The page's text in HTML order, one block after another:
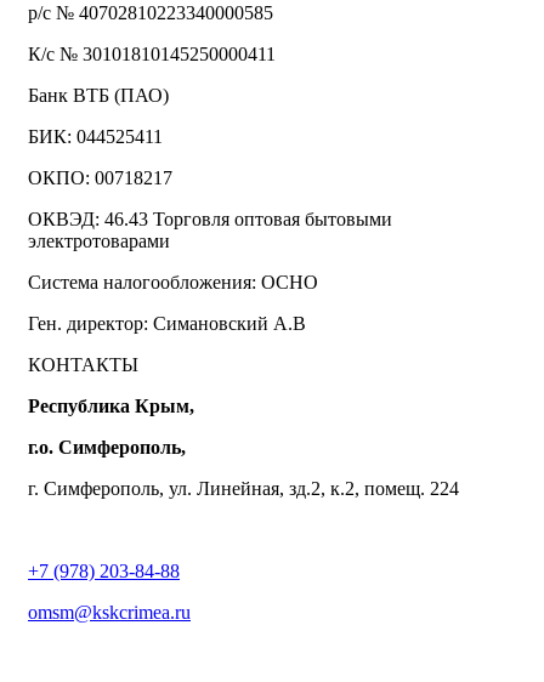
р/с № 40702810223340000585
К/с № 30101810145250000411
Банк ВТБ (ПАО)
БИК: 044525411
ОКПО: 00718217
ОКВЭД: 46.43 Торговля оптовая бытовыми
электротоварами
Система налогообложения: ОСНО
Ген. директор: Симановский А.В
КОНТАКТЫ
Республика Крым,
г.о. Симферополь,
г. Симферополь, ул. Линейная, зд.2, к.2, помещ. 224
+7 (978) 203-84-88
omsm@kskcrimea.ru